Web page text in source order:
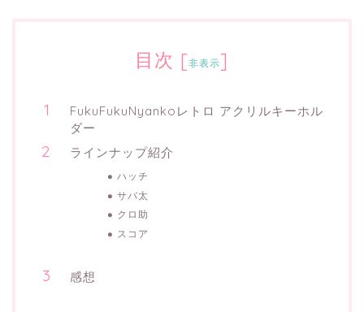
目次 [非表示]
FukuFukuNyankoレトロ アクリルキーホル
ダー
ラインナップ紹介
ハッチ
サバ太
クロ助
スコア
感想